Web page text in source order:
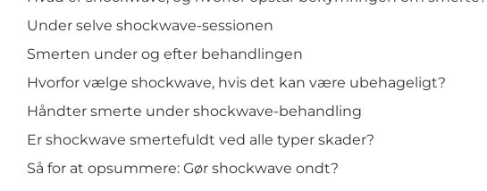
Under selve shockwave-sessionen
Smerten under og efter behandlingen
Hvorfor vælge shockwave, hvis det kan være ubehageligt?
Håndter smerte under shockwave-behandling
Er shockwave smertefuldt ved alle typer skader?
Så for at opsummere: Gør shockwave ondt?